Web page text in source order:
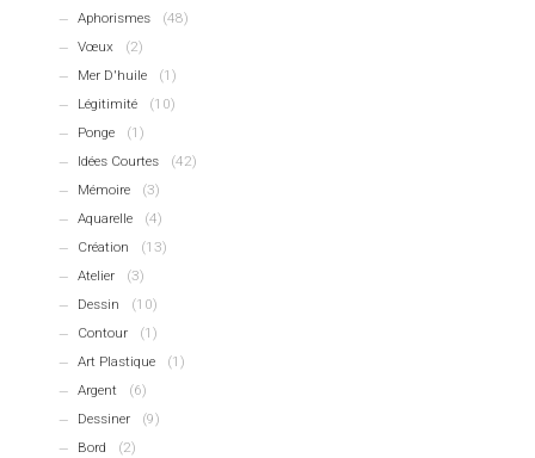
Aphorismes
(48)
Vœux
(2)
Mer D'huile
(1)
Légitimité
(10)
Ponge
(1)
Idées Courtes
(42)
Mémoire
(3)
Aquarelle
(4)
Création
(13)
Atelier
(3)
Dessin
(10)
Contour
(1)
Art Plastique
(1)
Argent
(6)
Dessiner
(9)
Bord
(2)